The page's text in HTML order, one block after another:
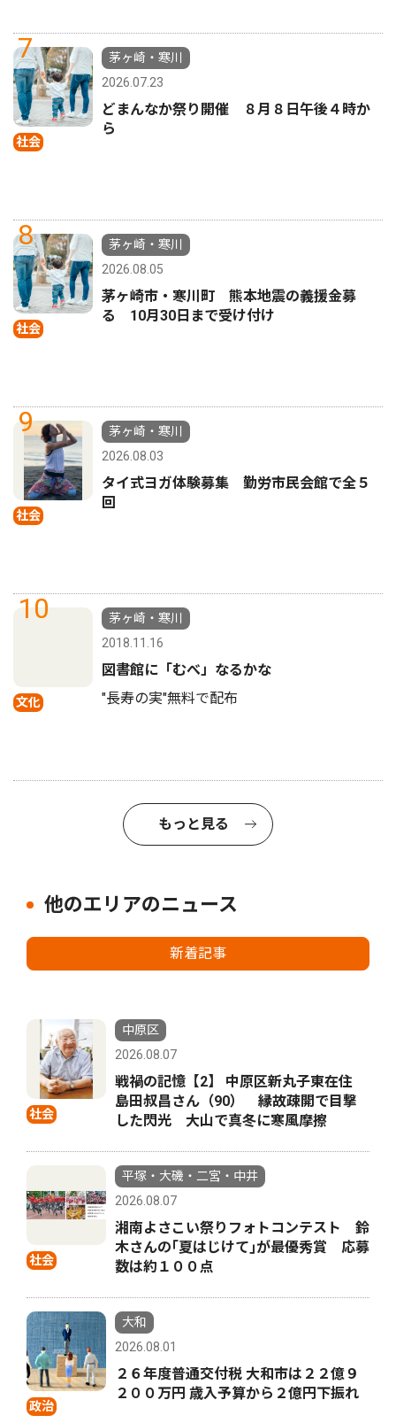
7
社会
茅ヶ崎・寒川
2026.07.23
どまんなか祭り開催 ８月８日午後４時か
ら
8
社会
茅ヶ崎・寒川
2026.08.05
茅ヶ崎市・寒川町 熊本地震の義援金募
る 10月30日まで受け付け
9
社会
茅ヶ崎・寒川
2026.08.03
タイ式ヨガ体験募集 勤労市民会館で全５
回
10
文化
茅ヶ崎・寒川
2018.11.16
図書館に「むべ」なるかな
"長寿の実"無料で配布
もっと見る
他のエリアのニュース
新着記事
社会
中原区
2026.08.07
戦禍の記憶【2】 中原区新丸子東在住
島田叔昌さん（90） 縁故疎開で目撃
した閃光 大山で真冬に寒風摩擦
社会
平塚・大磯・二宮・中井
2026.08.07
湘南よさこい祭りフォトコンテスト 鈴
木さんの｢夏はじけて｣が最優秀賞 応募
数は約１００点
政治
大和
2026.08.01
２６年度普通交付税 大和市は２２億９
２００万円 歳入予算から２億円下振れ